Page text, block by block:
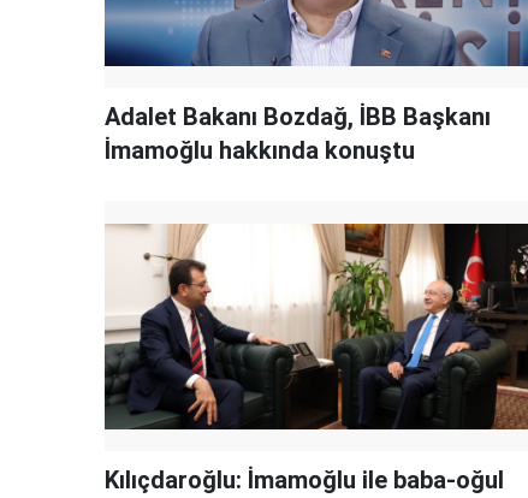
Adalet Bakanı Bozdağ, İBB Başkanı
İmamoğlu hakkında konuştu
Kılıçdaroğlu: İmamoğlu ile baba-oğul